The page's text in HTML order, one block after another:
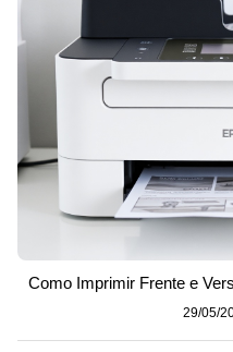
Como Imprimir Frente e
29/05/